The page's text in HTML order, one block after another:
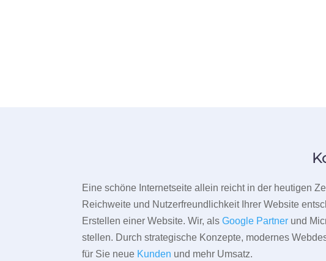
Eine schöne Internetseite allein reicht in der heutigen
Reichweite und Nutzerfreundlichkeit Ihrer Website
Erstellen einer Website. Wir, alsGoogle Partner und
stellen. Durch strategische Konzepte, modernes
für Sie neue Kunden und mehr Umsatz.